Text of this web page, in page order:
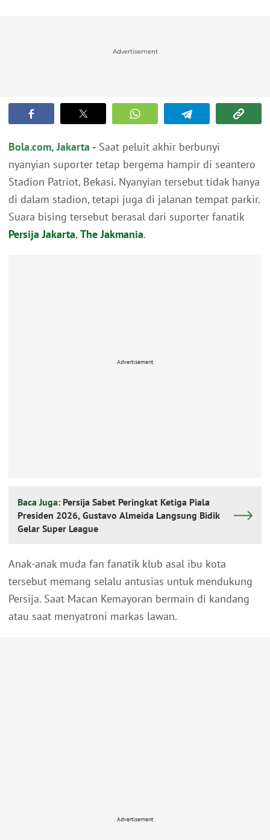
Advertisement
Bola.com, Jakarta - Saat peluit akhir berbunyi
nyanyian suporter tetap bergema hampir di seantero
Stadion Patriot, Bekasi. Nyanyian tersebut tidak hanya
di dalam stadion, tetapi juga di jalanan tempat parkir.
Suara bising tersebut berasal dari suporter fanatik
Persija Jakarta, The Jakmania.
Advertisement
Baca Juga: Persija Sabet Peringkat Ketiga Piala
Presiden 2026, Gustavo Almeida Langsung Bidik
Gelar Super League
Anak-anak muda fan fanatik klub asal ibu kota
tersebut memang selalu antusias untuk mendukung
Persija. Saat Macan Kemayoran bermain di kandang
atau saat menyatroni markas lawan.
Advertisement